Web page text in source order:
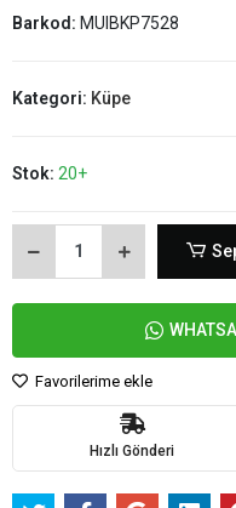
Barkod: MUIBKP7528
Kategori: Küpe
Stok: 20+
Favorilerime ekle
Hızlı Gönderi